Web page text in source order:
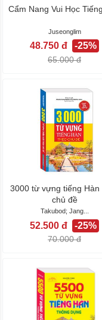
Cẩm Nang Vui Học
Juseonglim
48.750 đ -25%
65.000 đ
3000 từ vựng tiếng Hàn
chủ đề
Takubod; Jang...
52.500 đ -25%
70.000 đ